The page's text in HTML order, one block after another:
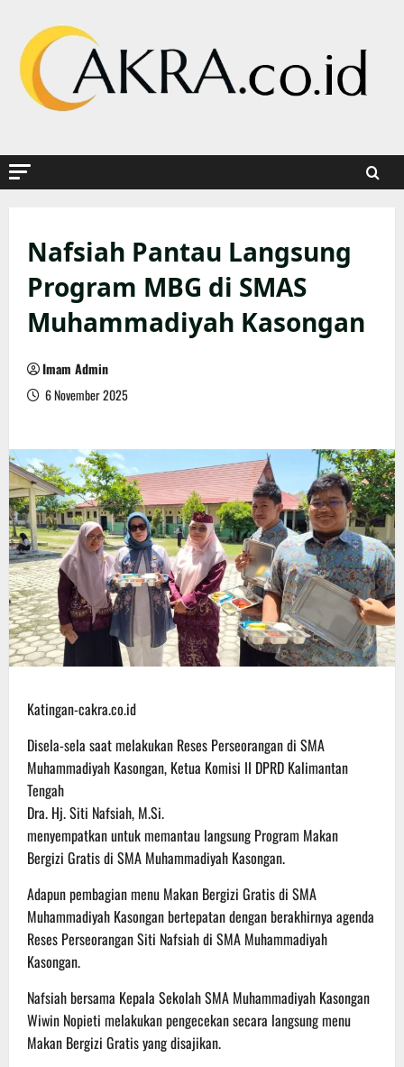
content
Nafsiah Pantau Langsung
Program MBG di SMAS
Muhammadiyah Kasongan
Imam Admin
6 November 2025
Katingan-cakra.co.id
Disela-sela saat melakukan Reses Perseorangan di SMA
Muhammadiyah Kasongan, Ketua Komisi II DPRD Kalimantan
Tengah
Dra. Hj. Siti Nafsiah, M.Si.
menyempatkan untuk memantau langsung Program Makan
Bergizi Gratis di SMA Muhammadiyah Kasongan.
Adapun pembagian menu Makan Bergizi Gratis di SMA
Muhammadiyah Kasongan bertepatan dengan berakhirnya agenda
Reses Perseorangan Siti Nafsiah di SMA Muhammadiyah
Kasongan.
Nafsiah bersama Kepala Sekolah SMA Muhammadiyah Kasongan
Wiwin Nopieti melakukan pengecekan secara langsung menu
Makan Bergizi Gratis yang disajikan.